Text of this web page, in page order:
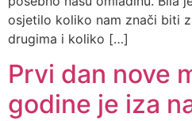
osjetilo koliko nam znači biti
drugima i koliko […]
Prvi dan nove
godine je iza